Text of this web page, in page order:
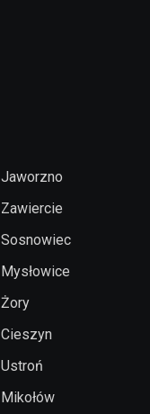
Jaworzno
Zawiercie
Sosnowiec
Mysłowice
Żory
Cieszyn
Ustroń
Mikołów